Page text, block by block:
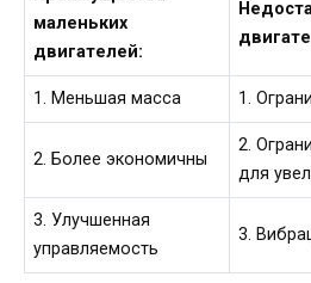
маленьких
двигателей:
1. Меньшая масса 1.
2. Более экономичны
2.
для
3. Улучшенная
управляемость
3.